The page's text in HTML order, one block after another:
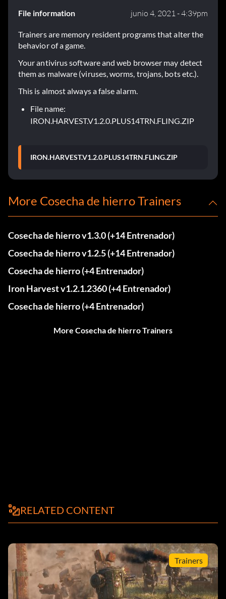
File information junio 4, 2021 - 4:39pm
Trainers are memory resident programs that alter the
behavior of a game.
Your antivirus software and web browser may detect
them as malware (viruses, worms, trojans, bots etc.).
This is almost always a false alarm.
File name:
IRON.HARVEST.V1.2.0.PLUS14TRN.FLING.ZIP
IRON.HARVEST.V1.2.0.PLUS14TRN.FLING.ZIP
More Cosecha de hierro Trainers
Cosecha de hierro v1.3.0 (+14 Entrenador)
Cosecha de hierro v1.2.5 (+14 Entrenador)
Cosecha de hierro (+4 Entrenador)
Iron Harvest v1.2.1.2360 (+4 Entrenador)
Cosecha de hierro (+4 Entrenador)
More Cosecha de hierro Trainers
RELATED CONTENT
Trainers